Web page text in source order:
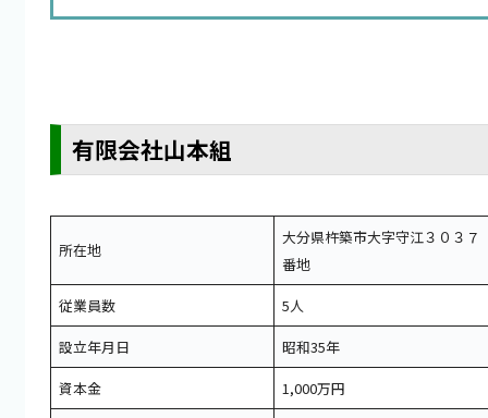
有限会社山本組
所在地
大分県杵築市大字守江３０３７
番地
従業員数
5人
設立年月日
昭和35年
資本金
1,000万円